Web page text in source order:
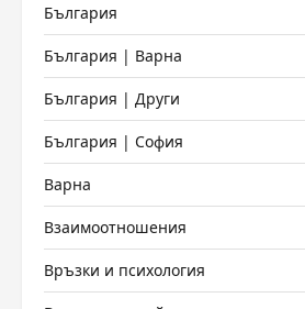
България
България | Варна
България | Други
България | София
Варна
Взаимоотношения
Връзки и психология